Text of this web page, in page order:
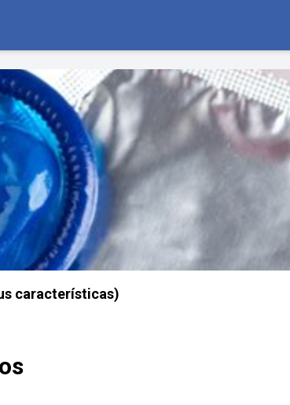
características)